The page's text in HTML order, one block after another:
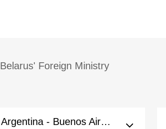
Belarus' Foreign Ministry
Argentina - Buenos Aires (Embassy)